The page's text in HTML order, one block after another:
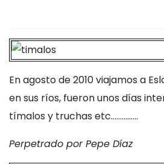
En agosto de 2010 viajamos a
en sus ríos, fueron unos días
tímalos y truchas etc...............
Perpetrado por Pepe Díaz